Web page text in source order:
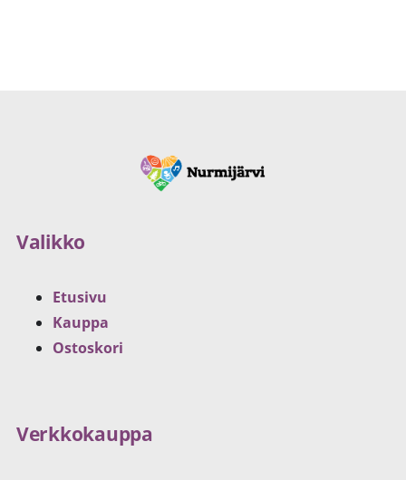
Valikko
Etusivu
Kauppa
Ostoskori
Verkkokauppa